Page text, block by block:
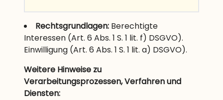
Rechtsgrundlagen: Berechtigte
Interessen (Art. 6 Abs. 1 S. 1 lit. f) DSGVO).
Einwilligung (Art. 6 Abs. 1 S. 1 lit. a) DSGVO).
Weitere Hinweise zu
Verarbeitungsprozessen, Verfahren und
Diensten: